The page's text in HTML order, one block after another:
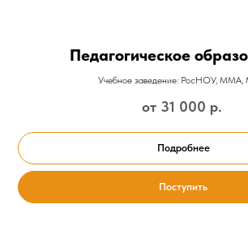
Педагогическое
Учебное заведение: РосНОУ,
от 31 000 р.
Подробнее
Поступить